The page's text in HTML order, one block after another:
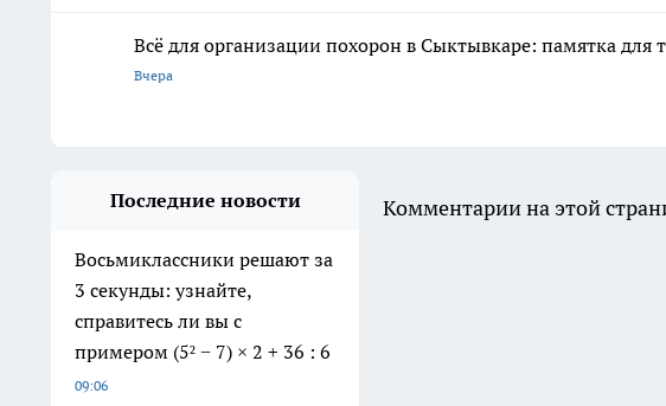
Всё для организации похорон в Сыктывкаре: памятка для
Вчера
Последние новости
Восьмиклассники решают за
3 секунды: узнайте,
справитесь ли вы с
примером (5² − 7) × 2 + 36 : 6
09:06
Комментарии на этой